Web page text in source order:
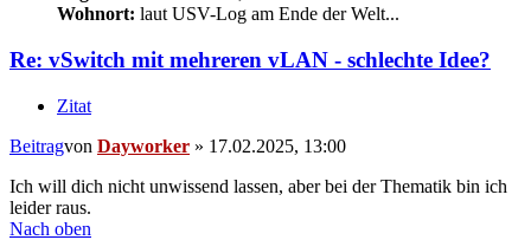
Wohnort: laut USV-Log am Ende der Welt...
Re: vSwitch mit mehreren vLAN - schlechte Idee?
Zitat
Beitragvon Dayworker » 17.02.2025, 13:00
Ich will dich nicht unwissend lassen, aber bei der Thematik bin ich
leider raus.
Nach oben